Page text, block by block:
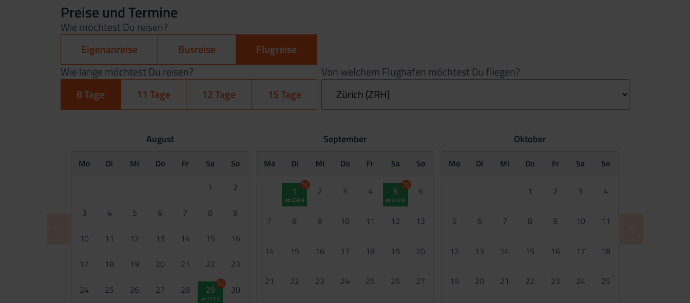
Preise und Termine
Wie möchtest Du reisen?
Eigenanreise
Busreise
Flugreise
Wie lange möchtest Du reisen?
8 Tage
11 Tage 12 Tage 15 Tage
Von welchem Flughafen möchtest Du fliegen?
August
Mo Di Mi Do Fr Sa
So
1
2
3 4 5 6 7 8 9
10 11 12 13 14 15 16
17 18 19 20 21 22 23
24 25 26 27 28 29
ab 713 €
30
September
Mo Di Mi Do Fr Sa So
1
ab 658 €
2 3 4 5
ab 649 €
6
7 8 9 10 11 12 13
14 15 16 17 18 19 20
21 22 23 24 25 26 27
Oktober
Mo Di Mi Do Fr Sa So
1 2 3 4
5 6 7 8 9 10 11
12 13 14 15 16 17 18
19 20 21 22 23 24 25